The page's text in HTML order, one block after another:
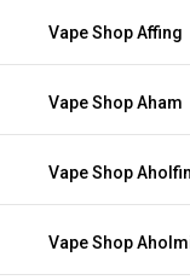
Vape Shop Affing
Vape Shop Aham
Vape Shop
Vape Shop